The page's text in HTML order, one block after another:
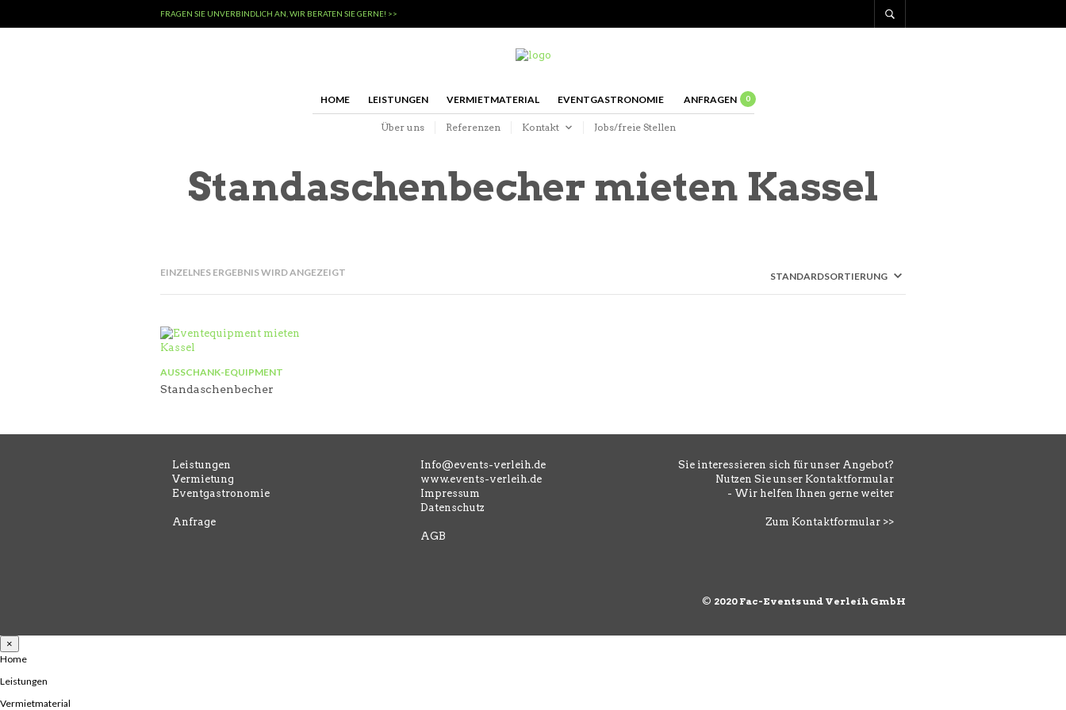
FRAGEN SIE UNVERBINDLICH AN, WIR BERATEN SIE GERNE! >>
HOME LEISTUNGEN VERMIETMATERIAL EVENTGASTRONOMIE ANFRAGEN 0
Über uns Referenzen Kontakt Jobs/freie Stellen
Standaschenbecher mieten Kassel
EINZELNES ERGEBNIS WIRD ANGEZEIGT
AUSSCHANK-EQUIPMENT
Standaschenbecher
Leistungen
Vermietung
Eventgastronomie
Anfrage
Info@events-verleih.de
www.events-verleih.de
Impressum
Datenschutz
AGB
Sie interessieren sich für unser Angebot?
Nutzen Sie unser Kontaktformular
- Wir helfen Ihnen gerne weiter
Zum Kontaktformular >>
© 2020 Fac-Events und Verleih GmbH
×
Home
Leistungen
Vermietmaterial